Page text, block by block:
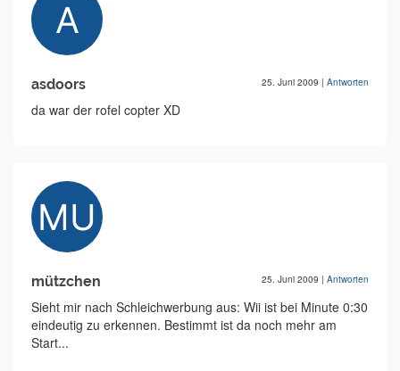
asdoors 25. Juni 2009 | Antworten
da war der rofel copter XD
mützchen 25. Juni 2009 | Antworten
Sieht mir nach Schleichwerbung aus: Wii ist bei Minute 0:30
eindeutig zu erkennen. Bestimmt ist da noch mehr am
Start...